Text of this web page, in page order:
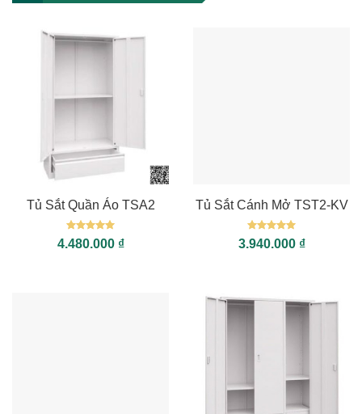
Tủ Sắt Quần Áo TSA2
Được xếp
hạng55
4.480.000 ₫
Tủ Sắt Cánh Mở TST2-KV
Được xếp
hạng55
3.940.000 ₫